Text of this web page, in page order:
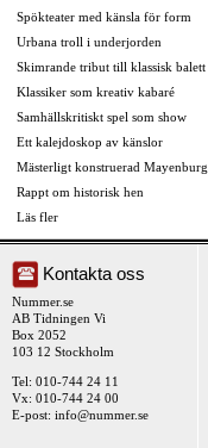
Spökteater med känsla för form
Urbana troll i underjorden
Skimrande tribut till klassisk balett
Klassiker som kreativ kabaré
Samhällskritiskt spel som show
Ett kalejdoskop av känslor
Mästerligt konstruerad Mayenburg
Rappt om historisk hen
Läs fler
Kontakta oss
Nummer.se
AB Tidningen Vi
Box 2052
103 12 Stockholm
Tel: 010-744 24 11
Vx: 010-744 24 00
E-post: info@nummer.se